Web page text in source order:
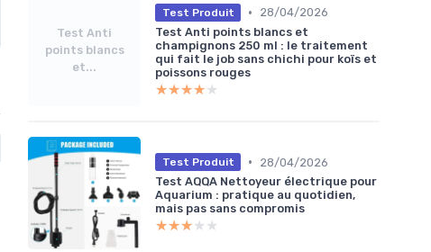
Test Anti
points blancs
et...
Test Produit •
28/04/2026
Test Anti points blancs et
champignons 250 ml : le traitement
qui fait le job sans chichi pour koïs et
poissons rouges
★★★★★
★★★★★
Test Produit •
28/04/2026
Test AQQA Nettoyeur électrique pour
Aquarium : pratique au quotidien,
mais pas sans compromis
★★★★★
★★★★★